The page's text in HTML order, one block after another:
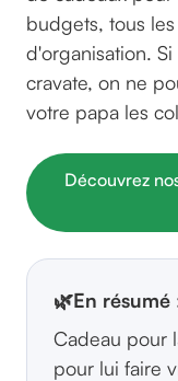
budgets, tous
d'organisation.
cravate, on ne
votre papa les
Découvrez
🌿En résumé
Cadeau pour
pour lui faire